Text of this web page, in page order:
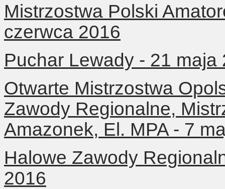
Mistrzostwa Polski
czerwca 2016
Puchar Lewady - 21 maja
Otwarte Mistrzostwa
Zawody Regionalne,
Amazonek, El. MPA - 7
Halowe Zawody
2016